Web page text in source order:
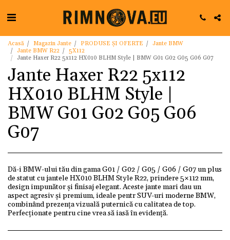
Acasă Magazin Jante PRODUSE ȘI OFERTE
Jante BMW
Jante BMW R22
5X112
Jante Haxer R22 5x112 HX010 BLHM Style | BMW G01 G02 G05 G06 G07
Jante Haxer R22 5x112
HX010 BLHM Style |
BMW G01 G02 G05 G06
G07
Dă-i BMW-ului tău din gama G01 / G02 / G05 / G06 / G07 un plus
de statut cu jantele HX010 BLHM Style R22, prindere 5×112 mm,
design impunător și finisaj elegant. Aceste jante mari dau un
aspect agresiv și premium, ideale pentr SUV-uri moderne BMW,
combinând prezența vizuală puternică cu calitatea de top.
Perfecționate pentru cine vrea să iasă în evidență.